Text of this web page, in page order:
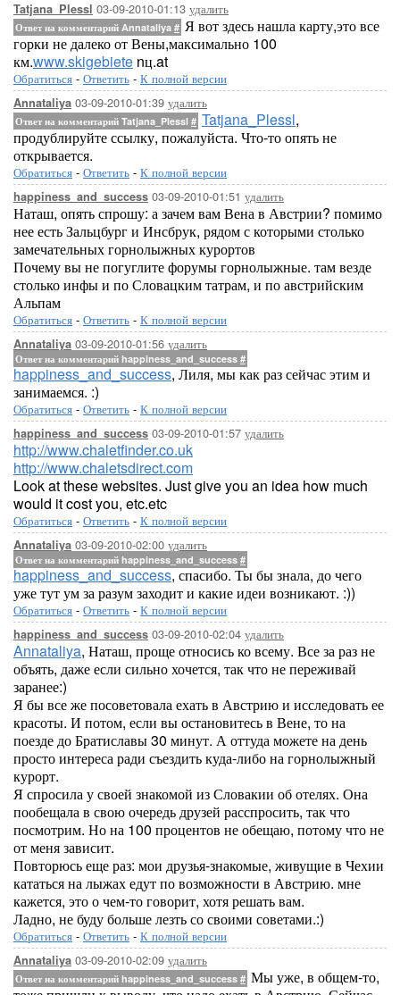
Tatjana_Plessl 03-09-2010-01:13 удалить
Ответ на комментарий Annataliya # Я вот здесь нашла карту,это все
горки не далеко от Вены,максимально 100
км.www.skigebiete nц.at
Обратиться - Ответить - К полной версии
Annataliya 03-09-2010-01:39 удалить
Ответ на комментарий Tatjana_Plessl # Tatjana_Plessl,
продублируйте ссылку, пожалуйста. Что-то опять не
открывается.
Обратиться - Ответить - К полной версии
happiness_and_success 03-09-2010-01:51 удалить
Наташ, опять спрошу: а зачем вам Вена в Австрии? помимо
нее есть Зальцбург и Инсбрук, рядом с которыми столько
замечательных горнолыжных курортов
Почему вы не погуглите форумы горнолыжные. там везде
столько инфы и по Словацким татрам, и по австрийским
Альпам
Обратиться - Ответить - К полной версии
Annataliya 03-09-2010-01:56 удалить
Ответ на комментарий happiness_and_success #
happiness_and_success, Лиля, мы как раз сейчас этим и
занимаемся. :)
Обратиться - Ответить - К полной версии
happiness_and_success 03-09-2010-01:57 удалить
http://www.chaletfinder.co.uk
http://www.chaletsdirect.com
Look at these websites. Just give you an idea how much
would it cost you, etc.etc
Обратиться - Ответить - К полной версии
Annataliya 03-09-2010-02:00 удалить
Ответ на комментарий happiness_and_success #
happiness_and_success, спасибо. Ты бы знала, до чего
уже тут ум за разум заходит и какие идеи возникают. :))
Обратиться - Ответить - К полной версии
happiness_and_success 03-09-2010-02:04 удалить
Annataliya, Наташ, проще относись ко всему. Все за раз не
объять, даже если сильно хочется, так что не переживай
заранее:)
Я бы все же посоветовала ехать в Австрию и исследовать ее
красоты. И потом, если вы остановитесь в Вене, то на
поезде до Братиславы 30 минут. А оттуда можете на день
просто интереса ради съездить куда-либо на горнолыжный
курорт.
Я спросила у своей знакомой из Словакии об отелях. Она
пообещала в свою очередь друзей расспросить, так что
посмотрим. Но на 100 процентов не обещаю, потому что не
от меня зависит.
Повторюсь еще раз: мои друзья-знакомые, живущие в Чехии
кататься на лыжах едут по возможности в Австрию. мне
кажется, это о чем-то говорит, хотя решать вам.
Ладно, не буду больше лезть со своими советами.:)
Обратиться - Ответить - К полной версии
Annataliya 03-09-2010-02:09 удалить
Ответ на комментарий happiness_and_success # Мы уже, в общем-то,